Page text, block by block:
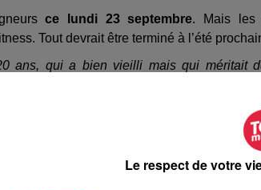
ce lundi 23 septembre. Mais les
Tout devrait être terminé à l’été
ans, qui a bien vieilli mais qui méritait
dans l’eau - que nous allons
devenue exiguë.
/ Norbert SCHICKEL,
Le respect de votre